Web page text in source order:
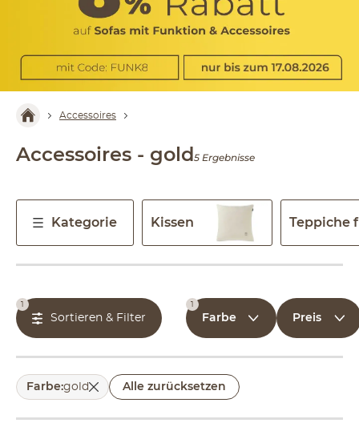
Accessoires
Accessoires - gold 5 Ergebnisse
Kategorie Kissen Teppiche
1
Sortieren & Filter
1
Farbe Preis
Farbe:gold Alle zurücksetzen